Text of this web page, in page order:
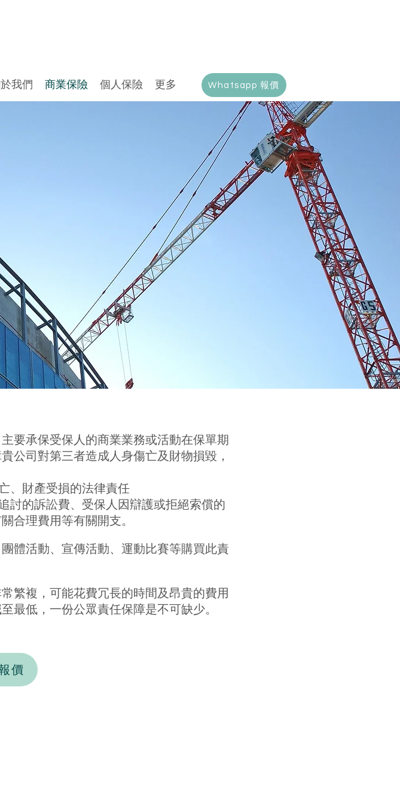
我們 商業保險 個人保險 更多 Whatsapp 報價
要承保受保人的商業業務或活動在保單期
公司對第三者造成人身傷亡及財物損毀，
、財產受損的法律責任
討的訴訟費、受保人因辯護或拒絕索償的
合理費用等有關開支。
體活動、宣傳活動、運動比賽等購買此責
繁複，可能花費冗長的時間及昂貴的費用
最低，一份公眾責任保障是不可缺少。
價